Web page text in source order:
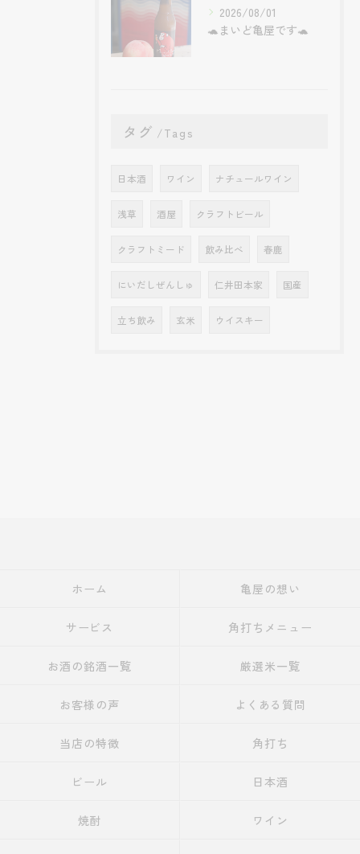
2026/08/01
🐢まいど亀屋です🐢
タグ Tags
日本酒 ワイン ナチュールワイン
浅草 酒屋 クラフトビール
クラフトミード 飲み比べ 春鹿
にいだしぜんしゅ 仁井田本家 国産
立ち飲み 玄米 ウイスキー
ホーム 亀屋の想い
サービス 角打ちメニュー
お酒の銘酒一覧 厳選米一覧
お客様の声 よくある質問
当店の特徴 角打ち
ビール 日本酒
焼酎 ワイン